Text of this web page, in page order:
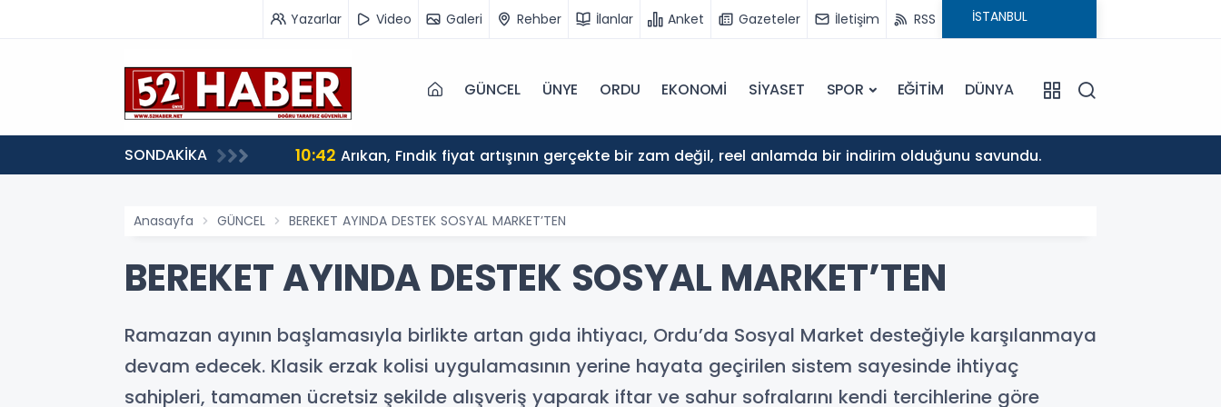
Yazarlar Video Galeri Rehber İlanlar Anket Gazeteler İletişim RSS
GÜNCEL ÜNYE ORDU EKONOMİ SİYASET SPOR EĞİTİM DÜNYA
SONDAKİKA 10:42 Arıkan, Fındık fiyat artışının gerçekte bir zam değil, reel anlamda bir indirim olduğunu savundu.
Anasayfa GÜNCEL BEREKET AYINDA DESTEK SOSYAL MARKET’TEN
BEREKET AYINDA DESTEK SOSYAL MARKET’TEN
Ramazan ayının başlamasıyla birlikte artan gıda ihtiyacı, Ordu’da Sosyal Market desteğiyle karşılanmaya
devam edecek. Klasik erzak kolisi uygulamasının yerine hayata geçirilen sistem sayesinde ihtiyaç
sahipleri, tamamen ücretsiz şekilde alışveriş yaparak iftar ve sahur sofralarını kendi tercihlerine göre